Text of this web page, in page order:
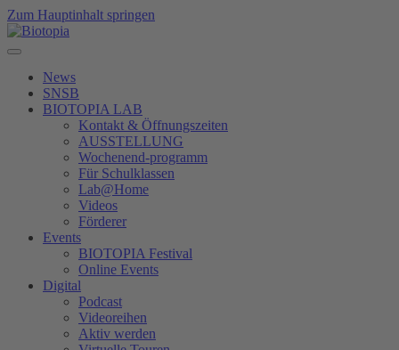
Zum Hauptinhalt springen
News
SNSB
BIOTOPIA LAB
Kontakt & Öffnungszeiten
AUSSTELLUNG
Wochenend-programm
Für Schulklassen
Lab@Home
Videos
Förderer
Events
BIOTOPIA Festival
Online Events
Digital
Podcast
Videoreihen
Aktiv werden